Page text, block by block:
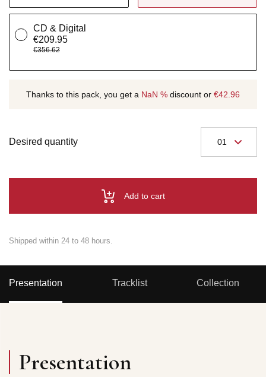
CD & Digital
€209.95
€356.62
Thanks to this pack, you get a NaN % discount or €42.96
Desired quantity
Add to cart
Shipped within 24 to 48 hours.
Presentation Tracklist Collection
Presentation